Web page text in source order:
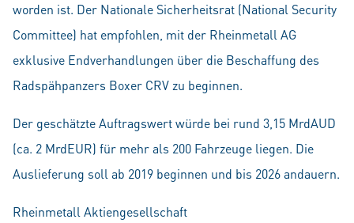
worden ist. Der Nationale Sicherheitsrat (National Security
Committee) hat empfohlen, mit der Rheinmetall AG
exklusive Endverhandlungen über die Beschaffung des
Radspähpanzers Boxer CRV zu beginnen.
Der geschätzte Auftragswert würde bei rund 3,15 MrdAUD
(ca. 2 MrdEUR) für mehr als 200 Fahrzeuge liegen. Die
Auslieferung soll ab 2019 beginnen und bis 2026 andauern.
Rheinmetall Aktiengesellschaft